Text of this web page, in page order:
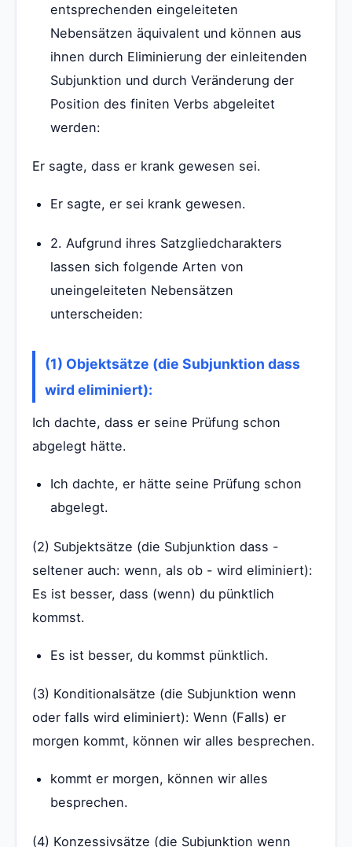
entsprechenden eingeleiteten
Nebensätzen äquivalent und können aus
ihnen durch Eliminierung der einleitenden
Subjunktion und durch Veränderung der
Position des finiten Verbs abgeleitet
werden:
Er sagte, dass er krank gewesen sei.
Er sagte, er sei krank gewesen.
2. Aufgrund ihres Satzgliedcharakters
lassen sich folgende Arten von
uneingeleiteten Nebensätzen
unterscheiden:
(1) Objektsätze (die Subjunktion dass
wird eliminiert):
Ich dachte, dass er seine Prüfung schon
abgelegt hätte.
Ich dachte, er hätte seine Prüfung schon
abgelegt.
(2) Subjektsätze (die Subjunktion dass -
seltener auch: wenn, als ob - wird eliminiert):
Es ist besser, dass (wenn) du pünktlich
kommst.
Es ist besser, du kommst pünktlich.
(3) Konditionalsätze (die Subjunktion wenn
oder falls wird eliminiert): Wenn (Falls) er
morgen kommt, können wir alles besprechen.
kommt er morgen, können wir alles
besprechen.
(4) Konzessivsätze (die Subjunktion wenn